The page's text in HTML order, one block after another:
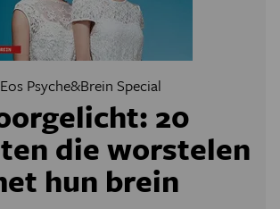
Eos Psyche&Brein Special
20
die worstelen
hun brein